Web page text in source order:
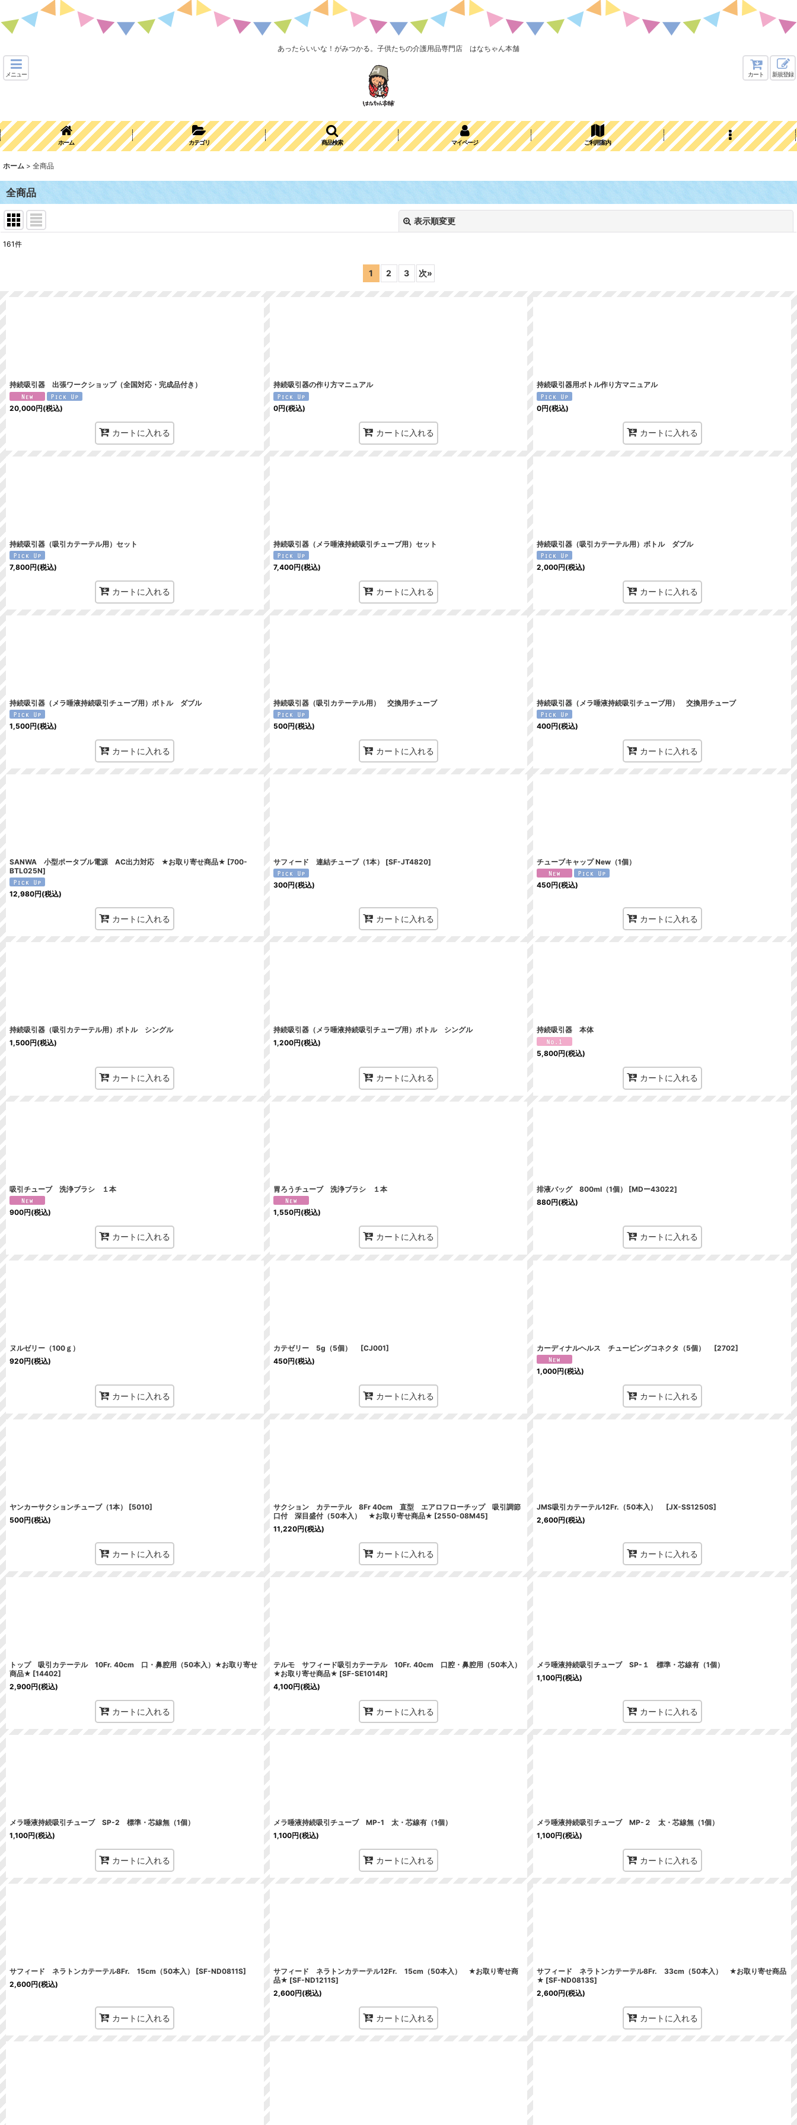
あったらいいな！がみつかる。子供たちの介護用品専門店 はなちゃん本舗
メニュー カート 新規登録
ホーム カテゴリ 商品検索 マイページ ご利用案内
ホーム > 全商品
全商品
表示順変更
161件
1 2 3 次»
持続吸引器 出張ワークショップ（全国対応・完成品付き）
20,000円(税込)
カートに入れる
持続吸引器の作り方マニュアル
0円(税込)
カートに入れる
持続吸引器用ボトル作り方マニュアル
0円(税込)
カートに入れる
持続吸引器（吸引カテーテル用）セット
7,800円(税込)
カートに入れる
持続吸引器（メラ唾液持続吸引チューブ用）セット
7,400円(税込)
カートに入れる
持続吸引器（吸引カテーテル用）ボトル ダブル
2,000円(税込)
カートに入れる
持続吸引器（メラ唾液持続吸引チューブ用）ボトル ダブル
1,500円(税込)
カートに入れる
持続吸引器（吸引カテーテル用） 交換用チューブ
500円(税込)
カートに入れる
持続吸引器（メラ唾液持続吸引チューブ用） 交換用チューブ
400円(税込)
カートに入れる
SANWA 小型ポータブル電源 AC出力対応 ★お取り寄せ商品★ [700-
BTL025N]
12,980円(税込)
カートに入れる
サフィード 連結チューブ（1本） [SF-JT4820]
300円(税込)
カートに入れる
チューブキャップ New（1個）
450円(税込)
カートに入れる
持続吸引器（吸引カテーテル用）ボトル シングル
1,500円(税込)
カートに入れる
持続吸引器（メラ唾液持続吸引チューブ用）ボトル シングル
1,200円(税込)
カートに入れる
持続吸引器 本体
5,800円(税込)
カートに入れる
吸引チューブ 洗浄ブラシ １本
900円(税込)
カートに入れる
胃ろうチューブ 洗浄ブラシ １本
1,550円(税込)
カートに入れる
排液バッグ 800ml（1個） [MDー43022]
880円(税込)
カートに入れる
ヌルゼリー（100ｇ）
920円(税込)
カートに入れる
カテゼリー 5g（5個） [CJ001]
450円(税込)
カートに入れる
カーディナルヘルス チュービングコネクタ（5個） [2702]
1,000円(税込)
カートに入れる
ヤンカーサクションチューブ（1本） [5010]
500円(税込)
カートに入れる
サクション カテーテル 8Fr 40cm 直型 エアロフローチップ 吸引調節
口付 深目盛付（50本入） ★お取り寄せ商品★ [2550-08M45]
11,220円(税込)
カートに入れる
JMS吸引カテーテル12Fr.（50本入） [JX-SS1250S]
2,600円(税込)
カートに入れる
トップ 吸引カテーテル 10Fr. 40cm 口・鼻腔用（50本入）★お取り寄せ
商品★ [14402]
2,900円(税込)
カートに入れる
テルモ サフィード吸引カテーテル 10Fr. 40cm 口腔・鼻腔用（50本入）
★お取り寄せ商品★ [SF-SE1014R]
4,100円(税込)
カートに入れる
メラ唾液持続吸引チューブ SP-１ 標準・芯線有（1個）
1,100円(税込)
カートに入れる
メラ唾液持続吸引チューブ SP-2 標準・芯線無（1個）
1,100円(税込)
カートに入れる
メラ唾液持続吸引チューブ MP-1 太・芯線有（1個）
1,100円(税込)
カートに入れる
メラ唾液持続吸引チューブ MP-２ 太・芯線無（1個）
1,100円(税込)
カートに入れる
サフィード ネラトンカテーテル8Fr. 15cm（50本入） [SF-ND0811S]
2,600円(税込)
カートに入れる
サフィード ネラトンカテーテル12Fr. 15cm（50本入） ★お取り寄せ商
品★ [SF-ND1211S]
2,600円(税込)
カートに入れる
サフィード ネラトンカテーテル8Fr. 33cm（50本入） ★お取り寄せ商品
★ [SF-ND0813S]
2,600円(税込)
カートに入れる